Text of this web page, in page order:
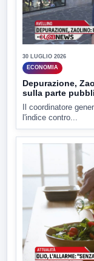
30 LUGLIO 2026
ECONOMIA
Depurazione,
sulla parte
Il coordinatore
l'indice contro...